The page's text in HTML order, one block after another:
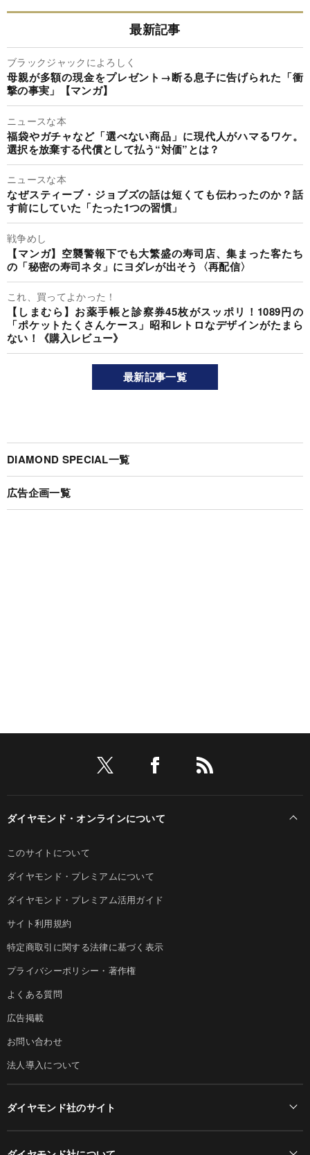
最新記事
ブラックジャックによろしく
母親が多額の現金をプレゼント→断る息子に告げられた「衝
撃の事実」【マンガ】
ニュースな本
福袋やガチャなど「選べない商品」に現代人がハマるワケ。
選択を放棄する代償として払う“対価”とは？
ニュースな本
なぜスティーブ・ジョブズの話は短くても伝わったのか？話
す前にしていた「たった1つの習慣」
戦争めし
【マンガ】空襲警報下でも大繁盛の寿司店、集まった客たち
の「秘密の寿司ネタ」にヨダレが出そう〈再配信〉
これ、買ってよかった！
【しまむら】お薬手帳と診察券45枚がスッポリ！1089円の
「ポケットたくさんケース」昭和レトロなデザインがたまら
ない！《購入レビュー》
最新記事一覧
DIAMOND SPECIAL一覧
広告企画一覧
ダイヤモンド・オンラインについて
このサイトについて
ダイヤモンド・プレミアムについて
ダイヤモンド・プレミアム活用ガイド
サイト利用規約
特定商取引に関する法律に基づく表示
プライバシーポリシー・著作権
よくある質問
広告掲載
お問い合わせ
法人導入について
ダイヤモンド社のサイト